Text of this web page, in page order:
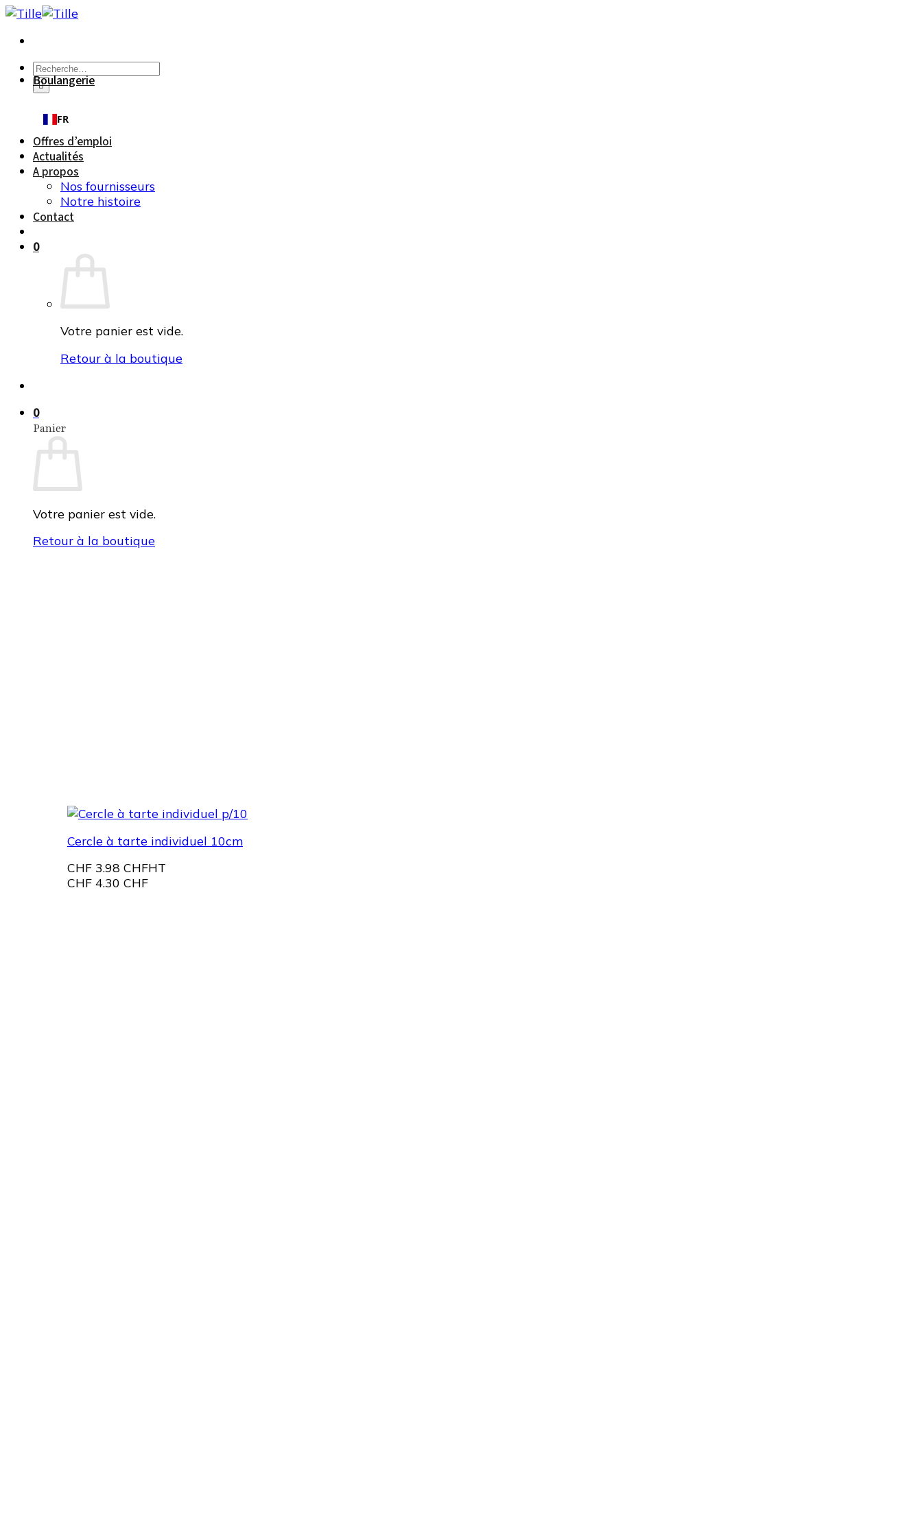
Passer
contenu
Recherche
pour :
FR
Offres d’emploi
Actualités
A propos
Nos fournisseurs
Notre histoire
Contact
0
Votre panier est vide.
Retour à la boutique
0
Panier
Votre panier est vide.
Retour à la boutique
Boulangerie
Cercle à tarte individuel 10cm
CHF 3.98 CHFHT
CHF 4.30 CHF